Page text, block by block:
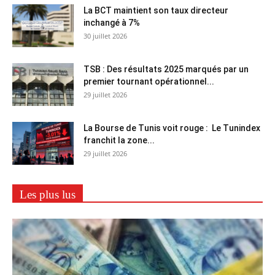
La BCT maintient son taux directeur
inchangé à 7%
30 juillet 2026
TSB : Des résultats 2025 marqués par un
premier tournant opérationnel...
29 juillet 2026
La Bourse de Tunis voit rouge : Le Tunindex
franchit la zone...
29 juillet 2026
Les plus lus